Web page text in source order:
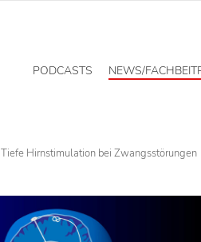
PODCASTS NEWS/
Tiefe Hirnstimulation bei Zwangsstörungen